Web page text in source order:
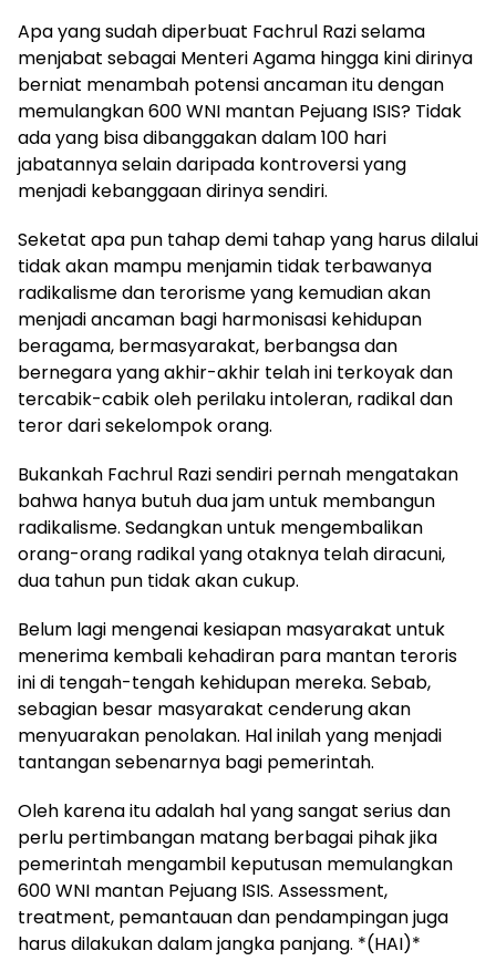
Apa yang sudah diperbuat Fachrul Razi selama
menjabat sebagai Menteri Agama hingga kini dirinya
berniat menambah potensi ancaman itu dengan
memulangkan 600 WNI mantan Pejuang ISIS? Tidak
ada yang bisa dibanggakan dalam 100 hari
jabatannya selain daripada kontroversi yang
menjadi kebanggaan dirinya sendiri.
Seketat apa pun tahap demi tahap yang harus dilalui
tidak akan mampu menjamin tidak terbawanya
radikalisme dan terorisme yang kemudian akan
menjadi ancaman bagi harmonisasi kehidupan
beragama, bermasyarakat, berbangsa dan
bernegara yang akhir-akhir telah ini terkoyak dan
tercabik-cabik oleh perilaku intoleran, radikal dan
teror dari sekelompok orang.
Bukankah Fachrul Razi sendiri pernah mengatakan
bahwa hanya butuh dua jam untuk membangun
radikalisme. Sedangkan untuk mengembalikan
orang-orang radikal yang otaknya telah diracuni,
dua tahun pun tidak akan cukup.
Belum lagi mengenai kesiapan masyarakat untuk
menerima kembali kehadiran para mantan teroris
ini di tengah-tengah kehidupan mereka. Sebab,
sebagian besar masyarakat cenderung akan
menyuarakan penolakan. Hal inilah yang menjadi
tantangan sebenarnya bagi pemerintah.
Oleh karena itu adalah hal yang sangat serius dan
perlu pertimbangan matang berbagai pihak jika
pemerintah mengambil keputusan memulangkan
600 WNI mantan Pejuang ISIS. Assessment,
treatment, pemantauan dan pendampingan juga
harus dilakukan dalam jangka panjang. *(HAI)*